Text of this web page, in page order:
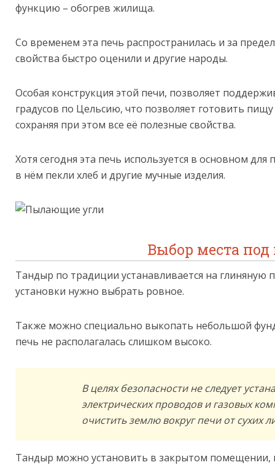
функцию – обогрев жилища.
Со временем эта печь распространилась и за
свойства быстро оценили и другие народы.
Особая конструкция этой печи, позволяет
градусов по Цельсию, что позволяет готовить
сохраняя при этом все её полезные свойства.
Хотя сегодня эта печь используется в основном
в нём пекли хлеб и другие мучные изделия.
Выбор места под
Тандыр по традиции устанавливается на глиняную
установки нужно выбрать ровное.
Также можно специально выкопать небольшой
печь не располагалась слишком высоко.
В целях безопасности не следует
электрических проводов и газовых
очистить землю вокруг печи от сухих
Тандыр можно установить в закрытом помещении,